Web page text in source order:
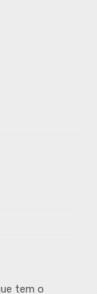
tem o